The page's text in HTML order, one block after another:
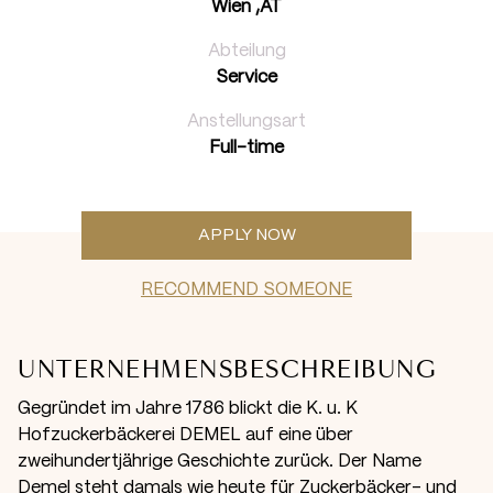
Wien ,AT
Abteilung
Service
Anstellungsart
Full-time
APPLY NOW
RECOMMEND SOMEONE
UNTERNEHMENSBESCHREIBUNG
Gegründet im Jahre 1786 blickt die K. u. K
Hofzuckerbäckerei DEMEL auf eine über
zweihundertjährige Geschichte zurück. Der Name
Demel steht damals wie heute für Zuckerbäcker- und